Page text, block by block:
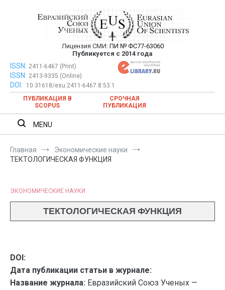
Евразийский Союз Ученых —
публикация научных статей в
ежемесячном научном журнале
Лицензия СМИ: ПИ № ФС77-63060
Публикуется с 2014 года
Евразийский Союз Ученых — публикация научных статей в
ежемесячном научном журнале
ISSN: 2411-6467 (Print)
ISSN: 2413-9335 (Online)
DOI:
10.31618/esu.2411-6467.8.53.1
ПУБЛИКАЦИЯ В
SCOPUS
СРОЧНАЯ
ПУБЛИКАЦИЯ
MENU
Главная
Экономические науки
ТЕКТОЛОГИЧЕСКАЯ ФУНКЦИЯ
ЭКОНОМИЧЕСКИЕ НАУКИ
ТЕКТОЛОГИЧЕСКАЯ ФУНКЦИЯ
DOI:
Дата публикации статьи в журнале:
Название журнала: Евразийский Союз Ученых —